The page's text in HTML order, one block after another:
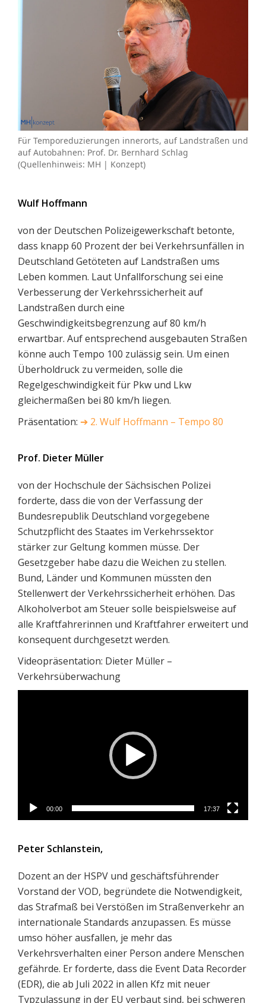
Für Temporeduzierungen innerorts, auf Landstraßen und
auf Autobahnen: Prof. Dr. Bernhard Schlag
(Quellenhinweis: MH | Konzept)
Wulf Hoffmann
von der Deutschen Polizeigewerkschaft betonte,
dass knapp 60 Prozent der bei Verkehrsunfällen in
Deutschland Getöteten auf Landstraßen ums
Leben kommen. Laut Unfallforschung sei eine
Verbesserung der Verkehrssicherheit auf
Landstraßen durch eine
Geschwindigkeitsbegrenzung auf 80 km/h
erwartbar. Auf entsprechend ausgebauten Straßen
könne auch Tempo 100 zulässig sein. Um einen
Überholdruck zu vermeiden, solle die
Regelgeschwindigkeit für Pkw und Lkw
gleichermaßen bei 80 km/h liegen.
Präsentation: ➔ 2. Wulf Hoffmann – Tempo 80
Prof. Dieter Müller
von der Hochschule der Sächsischen Polizei
forderte, dass die von der Verfassung der
Bundesrepublik Deutschland vorgegebene
Schutzpflicht des Staates im Verkehrssektor
stärker zur Geltung kommen müsse. Der
Gesetzgeber habe dazu die Weichen zu stellen.
Bund, Länder und Kommunen müssten den
Stellenwert der Verkehrssicherheit erhöhen. Das
Alkoholverbot am Steuer solle beispielsweise auf
alle Kraftfahrerinnen und Kraftfahrer erweitert und
konsequent durchgesetzt werden.
Videopräsentation: Dieter Müller –
Verkehrsüberwachung
00:00 17:37
Peter Schlanstein,
Dozent an der HSPV und geschäftsführender
Vorstand der VOD, begründete die Notwendigkeit,
das Strafmaß bei Verstößen im Straßenverkehr an
internationale Standards anzupassen. Es müsse
umso höher ausfallen, je mehr das
Verkehrsverhalten einer Person andere Menschen
gefährde. Er forderte, dass die Event Data Recorder
(EDR), die ab Juli 2022 in allen Kfz mit neuer
Typzulassung in der EU verbaut sind, bei schweren